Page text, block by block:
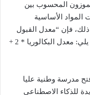
المحسوب بين
المواد الأساسية
فإن “معدل القبول
للتسجيل الأولي في العلوم الطبية هو كما يلي: معدل البكالوريا * 2 +
مدرسة وطنية عليا
للذكاء الاصطناعي